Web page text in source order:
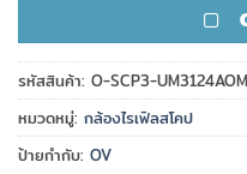
รหัสสินค้า: O-SCP3-
หมวดหมู่: กล้องไรเฟิลสโคป
ป้ายกำกับ: OV